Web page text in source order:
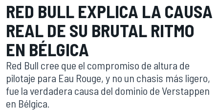
RED BULL EXPLICA LA CAUSA
REAL DE SU BRUTAL RITMO
EN BÉLGICA
Red Bull cree que el compromiso de altura de
pilotaje para Eau Rouge, y no un chasis más ligero,
fue la verdadera causa del dominio de Verstappen
en Bélgica.